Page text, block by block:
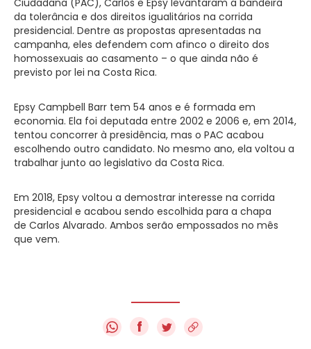
da tolerância e dos direitos igualitários na corrida
presidencial. Dentre as propostas apresentadas na
campanha, eles defendem com afinco o direito dos
homossexuais ao casamento – o que ainda não é
previsto por lei na Costa Rica.
Epsy Campbell Barr tem 54 anos e é formada em
economia. Ela foi deputada entre 2002 e 2006 e, em 2014,
tentou concorrer à presidência, mas o PAC acabou
escolhendo outro candidato. No mesmo ano, ela voltou a
trabalhar junto ao legislativo da Costa Rica.
Em 2018, Epsy voltou a demostrar interesse na corrida
presidencial e acabou sendo escolhida para a chapa
de Carlos Alvarado. Ambos serão empossados no mês
que vem.
f